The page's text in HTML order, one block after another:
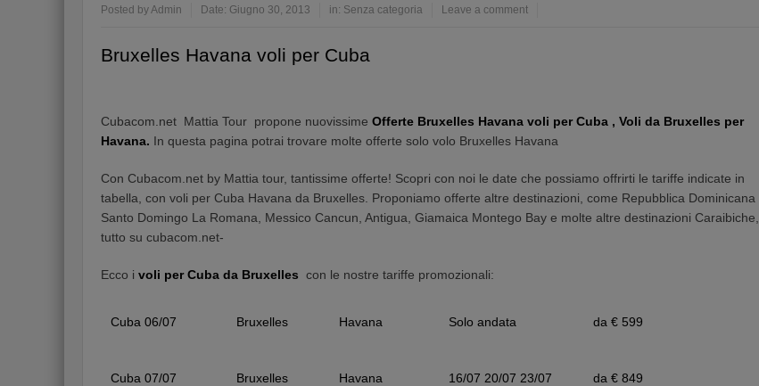
Posted byAdmin Date: Giugno 30, 2013 in: Senza categoria Leave a comment
Bruxelles Havana voli per Cuba
Cubacom.net Mattia Tour propone nuovissime Offerte Bruxelles Havana voli per Cuba , Voli da Bruxelles per
Havana. In questa pagina potrai trovare molte offerte solo volo Bruxelles Havana
Con Cubacom.net by Mattia tour, tantissime offerte! Scopri con noi le date che possiamo offrirti le tariffe indicate in
tabella, con voli per Cuba Havana da Bruxelles. Proponiamo offerte altre destinazioni, come Repubblica Dominicana
Santo Domingo La Romana, Messico Cancun, Antigua, Giamaica Montego Bay e molte altre destinazioni Caraibiche,
tutto su cubacom.net-
Ecco i voli per Cuba da Bruxelles con le nostre tariffe promozionali:
Cuba 06/07 Bruxelles Havana Solo andata da € 599
Cuba 07/07 Bruxelles Havana 16/07 20/07 23/07 da € 849